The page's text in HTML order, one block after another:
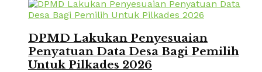
DPMD Lakukan Penyesuaian
Penyatuan Data Desa Bagi Pemilih
Untuk Pilkades 2026